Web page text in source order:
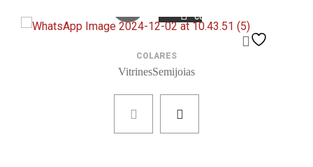
COMPARE
COLARES
VitrinesSemijoias